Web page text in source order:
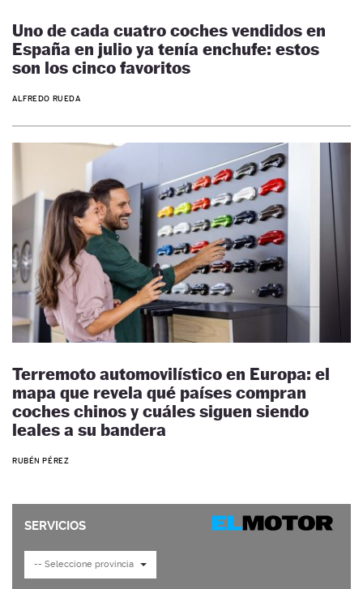
Uno de cada cuatro coches vendidos en
España en julio ya tenía enchufe: estos
son los cinco favoritos
ALFREDO RUEDA
Terremoto automovilístico en Europa: el
mapa que revela qué países compran
coches chinos y cuáles siguen siendo
leales a su bandera
RUBÉN PÉREZ